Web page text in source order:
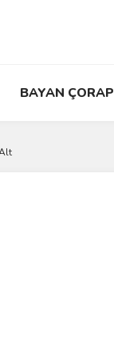
BAYAN ÇORAP